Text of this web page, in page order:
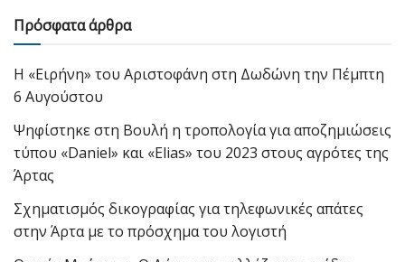
Πρόσφατα άρθρα
Η «Ειρήνη» του Αριστοφάνη στη Δωδώνη την Πέμπτη
6 Αυγούστου
Ψηφίστηκε στη Βουλή η τροπολογία για αποζημιώσεις
τύπου «Daniel» και «Elias» του 2023 στους αγρότες της
Άρτας
Σχηματισμός δικογραφίας για τηλεφωνικές απάτες
στην Άρτα με το πρόσχημα του λογιστή